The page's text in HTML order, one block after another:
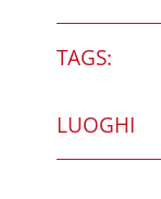
TAGS:
LUOGHI